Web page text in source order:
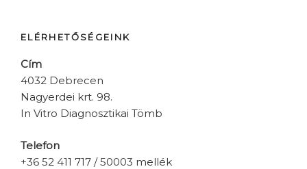
ELÉRHETŐSÉGEINK
Cím
4032 Debrecen
Nagyerdei krt. 98.
In Vitro Diagnosztikai Tömb
Telefon
+36 52 411 717 / 50003 mellék